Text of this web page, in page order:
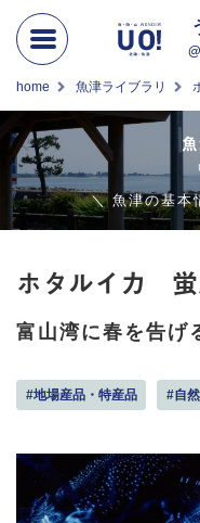
home 魚津ライブラリ
＼ 魚津の基本
ホタルイカ
富山湾に春を告げ
#地場産品・特産品 #自